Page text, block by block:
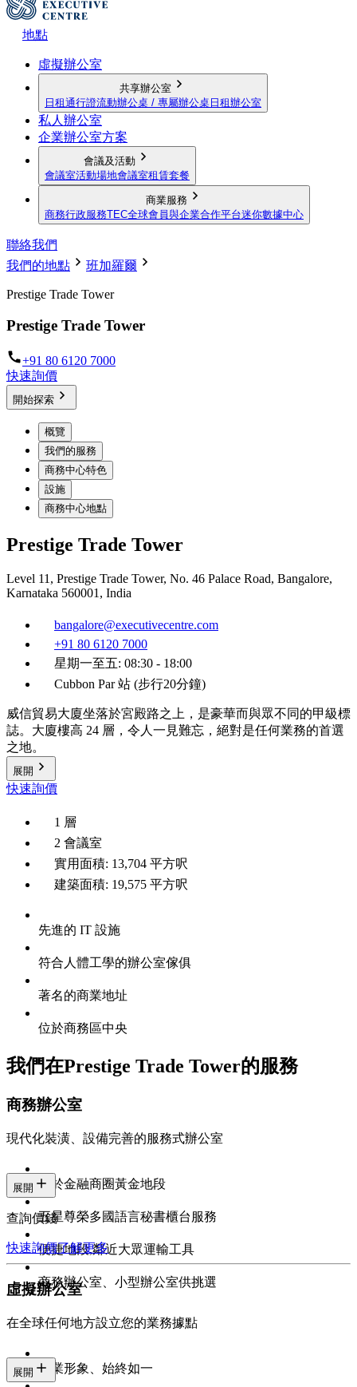
地點
虛擬辦公室
共享辦公室
日租通行證流動辦公桌 / 專屬辦公桌 日租辦公室
私人辦公室
企業辦公室方案
會議及活動
會議室活動場地會議室租賃套餐
商業服務
商務行政服務TEC全球會員與企業合作平台迷你數據中心
聯絡我們
我們的地點
班加羅爾
Prestige Trade Tower
Prestige Trade Tower
+91 80 6120 7000
快速詢價
開始探索
概覽
我們的服務
商務中心特色
設施
商務中心地點
Prestige Trade Tower
Level 11, Prestige Trade Tower, No. 46 Palace Road, Bangalore,
Karnataka 560001, India
bangalore@executivecentre.com
+91 80 6120 7000
星期一至五: 08:30 - 18:00
Cubbon Par 站 (步行20分鐘)
威信貿易大廈坐落於宮殿路之上，是豪華而與眾不同的甲級標
誌。大廈樓高 24 層，令人一見難忘，絕對是任何業務的首選
之地。
展開
快速詢價
1 層
2 會議室
實用面積: 13,704 平方呎
建築面積: 19,575 平方呎
先進的 IT 設施
符合人體工學的辦公室傢俱
著名的商業地址
位於商務區中央
我們在Prestige Trade Tower的服務
商務辦公室
現代化裝潢、設備完善的服務式辦公室
位於金融商圈黃金地段
五星尊榮多國語言秘書櫃台服務
便捷地段,鄰近大眾運輸工具
商務辦公室、小型辦公室供挑選
展開
查詢價錢
快速詢價了解更多
虛擬辦公室
在全球任何地方設立您的業務據點
專業形象、始終如一
展開